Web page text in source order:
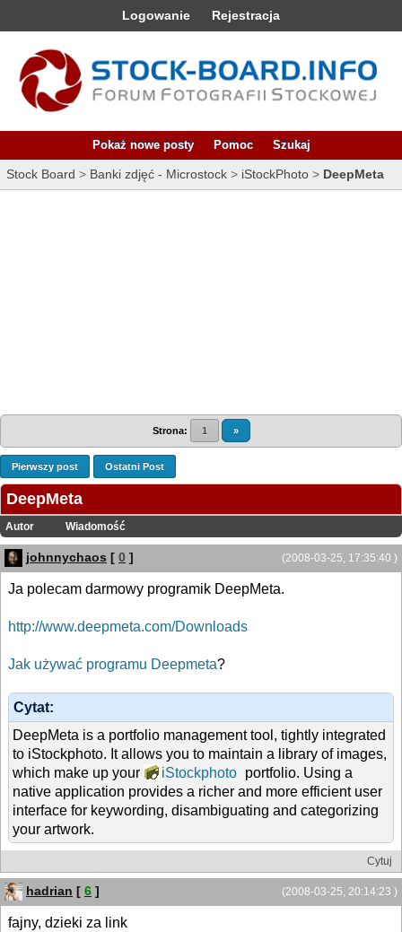
Logowanie Rejestracja
Pokaż nowe posty Pomoc Szukaj
Stock Board > Banki zdjęć - Microstock > iStockPhoto > DeepMeta
Strona: 1 »
Pierwszy post Ostatni Post
DeepMeta
Autor Wiadomość
(2008-03-25, 17:35:40 )
johnnychaos [ 0 ]
Ja polecam darmowy programik DeepMeta.
http://www.deepmeta.com/Downloads
Jak używać programu Deepmeta?
Cytat:
DeepMeta is a portfolio management tool, tightly integrated
to iStockphoto. It allows you to maintain a library of images,
which make up your
iStockphoto portfolio. Using a
native application provides a richer and more efficient user
interface for keywording, disambiguating and categorizing
your artwork.
Cytuj
(2008-03-25, 20:14:23 )
hadrian [ 6 ]
fajny, dzieki za link